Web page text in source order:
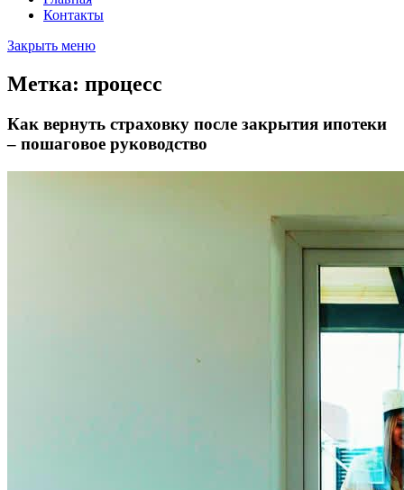
Контакты
Закрыть меню
Метка: процесс
Как вернуть страховку после закрытия ипотеки
– пошаговое руководство